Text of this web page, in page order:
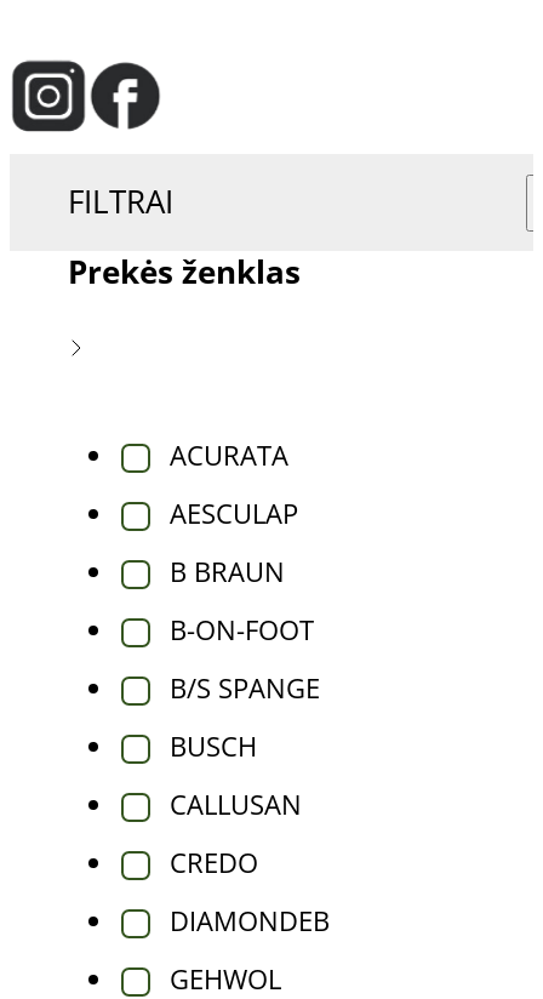
FILTRAI
Prekės ženklas
ACURATA
AESCULAP
B BRAUN
B-ON-FOOT
B/S SPANGE
BUSCH
CALLUSAN
CREDO
DIAMONDEB
GEHWOL